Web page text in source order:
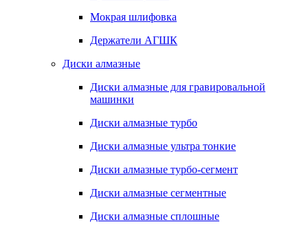
Мокрая шлифовка
Держатели АГШК
Диски алмазные
Диски алмазные для гравировальной
машинки
Диски алмазные турбо
Диски алмазные ультра тонкие
Диски алмазные турбо-сегмент
Диски алмазные сегментные
Диски алмазные сплошные